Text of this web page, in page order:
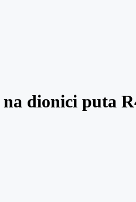
dionici puta